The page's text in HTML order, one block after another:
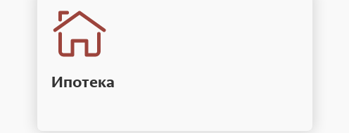
Ипотека